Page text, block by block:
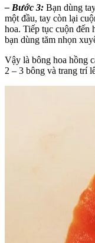
– Bước 3: Bạn dùng
một đầu, tay còn lại
hoa. Tiếp tục cuộn đến
bạn dùng tăm nhọn
Vậy là bông hoa hồng
2 – 3 bông và trang trí